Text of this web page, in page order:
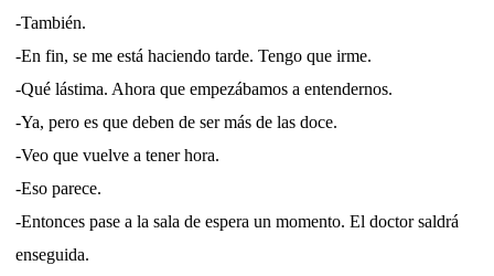
-También.
-En fin, se me está haciendo tarde. Tengo que irme.
-Qué lástima. Ahora que empezábamos a entendernos.
-Ya, pero es que deben de ser más de las doce.
-Veo que vuelve a tener hora.
-Eso parece.
-Entonces pase a la sala de espera un momento. El doctor saldrá
enseguida.